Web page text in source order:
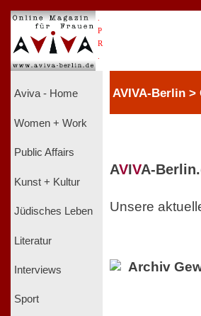
P
R
Aviva - Home
Women + Work
Public Affairs
Kunst + Kultur
Jüdisches Leben
Literatur
Interviews
Sport
AVIVA-Berlin >
AVIVA-
Unsere
Archiv